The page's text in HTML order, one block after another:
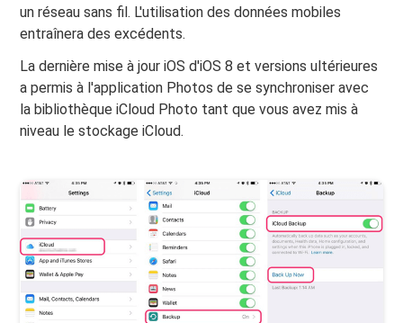
un réseau sans fil. L'utilisation des données mobiles
entraînera des excédents.
La dernière mise à jour iOS d'iOS 8 et versions ultérieures
a permis à l'application Photos de se synchroniser avec
la bibliothèque iCloud Photo tant que vous avez mis à
niveau le stockage iCloud.